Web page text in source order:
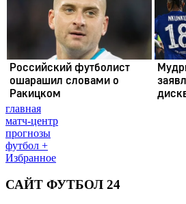
главная
матч-центр
прогнозы
футбол +
Избранное
САЙТ ФУТБОЛ 24